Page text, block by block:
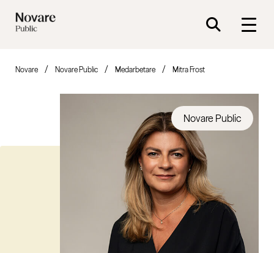
Novare Novare Public Medarbetare Mitra Frost
Novare Public